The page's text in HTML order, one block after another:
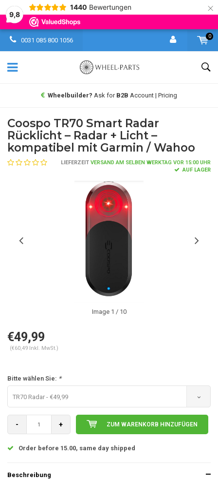
9,8
1440 Bewertungen ×
0031 085 800 1056
0
Wheelbuilder? Ask for B2B Account | Pricing
Coospo TR70 Smart Radar
Rücklicht – Radar + Licht –
kompatibel mit Garmin / Wahoo
LIEFERZEIT VERSAND AM SELBEN WERKTAG VOR 15:00 UHR
AUF LAGER
Image 1 / 10
€49,99
(€60,49 Inkl. MwSt.)
Bitte wählen Sie: *
TR70 Radar - €49,99
- + ZUM WARENKORB HINZUFÜGEN
Order before 15.00, same day shipped
Beschreibung